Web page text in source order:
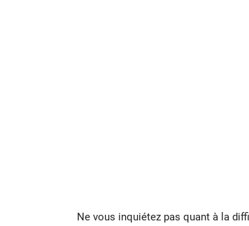
Ne vous inquiétez pas quant à la